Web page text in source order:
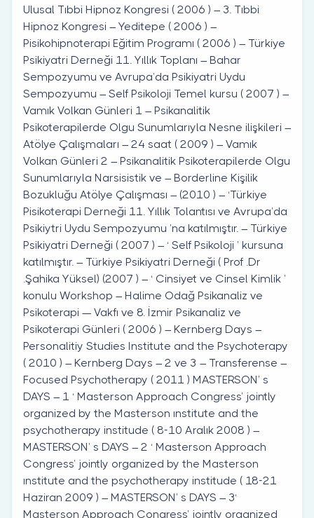
Ulusal Tıbbi Hipnoz Kongresi ( 2006 ) – 3. Tıbbi
Hipnoz Kongresi – Yeditepe ( 2006 ) –
Pisikohipnoterapi Eğitim Programı ( 2006 ) – Türkiye
Psikiyatri Derneği 11. Yıllık Toplanı – Bahar
Sempozyumu ve Avrupa’da Psikiyatri Uydu
Sempozyumu – Self Psikoloji Temel kursu ( 2007 ) –
Vamık Volkan Günleri 1 – Psikanalitik
Psikoterapilerde Olgu Sunumlarıyla Nesne ilişkileri –
Atölye Çalışmaları – 24 saat ( 2009 ) – Vamık
Volkan Günleri 2 – Psikanalitik Psikoterapilerde Olgu
Sunumlarıyla Narsisistik ve – Borderline Kişilik
Bozukluğu Atölye Çalışması – (2010 ) – ‘Türkiye
Pisikoterapi Derneği 11. Yıllık Tolantısı ve Avrupa’da
Psikiytri Uydu Sempozyumu ’na katılmıştır. – Türkiye
Psikiyatri Derneği ( 2007 ) – ‘ Self Psikoloji ’ kursuna
katılmıştır. – Türkiye Psikiyatri Derneği ( Prof .Dr
.Şahika Yüksel) (2007 ) – ‘ Cinsiyet ve Cinsel Kimlik ’
konulu Workshop – Halime Odağ Psikanaliz ve
Psikoterapi — Vakfı ve 8. İzmir Psikanaliz ve
Psikoterapi Günleri ( 2006 ) – Kernberg Days –
Personalitiy Studies Institute and the Psychoterapy
( 2010 ) – Kernberg Days – 2 ve 3 – Transferense –
Focused Psychotherapy ( 2011 ) MASTERSON’ s
DAYS – 1 ‘ Masterson Approach Congress’ jointly
organized by the Masterson ınstitute and the
psychotherapy institude ( 8-10 Aralık 2008 ) –
MASTERSON’ s DAYS – 2 ‘ Masterson Approach
Congress’ jointly organized by the Masterson
ınstitute and the psychotherapy institude ( 18-21
Haziran 2009 ) – MASTERSON’ s DAYS – 3‘
Masterson Approach Congress’ jointly organized